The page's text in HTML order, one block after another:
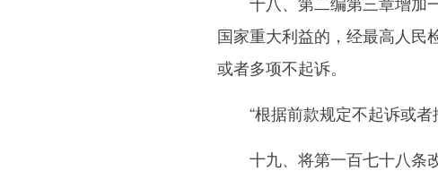
国家重大利益的，经最高人民
或者多项不起诉。
“根据前款规定不起诉或者
十九、将第一百七十八条改